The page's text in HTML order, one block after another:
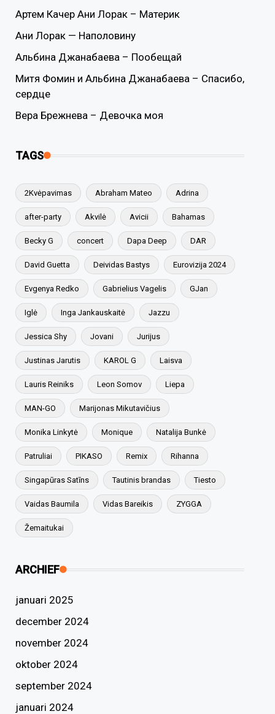
Артем Качер Ани Лорак – Материк
Ани Лорак — Наполовину
Альбина Джанабаева – Пообещай
Митя Фомин и Альбина Джанабаева – Спасибо,
сердце
Вера Брежнева – Девочка моя
TAGS
2Kvėpavimas Abraham Mateo Adrina
after-party Akvilė Avicii Bahamas
Becky G concert Dapa Deep DAR
David Guetta Deividas Bastys Eurovizija 2024
Evgenya Redko Gabrielius Vagelis GJan
Iglė Inga Jankauskaitė Jazzu
Jessica Shy Jovani Jurijus
Justinas Jarutis KAROL G Laisva
Lauris Reiniks Leon Somov Liepa
MAN-GO Marijonas Mikutavičius
Monika Linkytė Monique Natalija Bunkė
Patruliai PIKASO Remix Rihanna
Singapūras Satīns Tautinis brandas Tiesto
Vaidas Baumila Vidas Bareikis ZYGGA
Žemaitukai
ARCHIEF
januari 2025
december 2024
november 2024
oktober 2024
september 2024
januari 2024